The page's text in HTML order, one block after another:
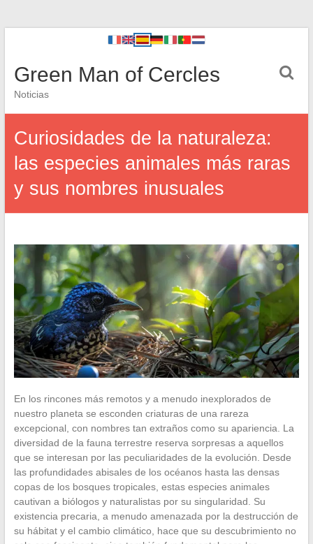
Green Man of Cercles
Noticias
Curiosidades de la naturaleza:
las especies animales más raras
y sus nombres inusuales
En los rincones más remotos y a menudo inexplorados de
nuestro planeta se esconden criaturas de una rareza
excepcional, con nombres tan extraños como su apariencia. La
diversidad de la fauna terrestre reserva sorpresas a aquellos
que se interesan por las peculiaridades de la evolución. Desde
las profundidades abisales de los océanos hasta las densas
copas de los bosques tropicales, estas especies animales
cautivan a biólogos y naturalistas por su singularidad. Su
existencia precaria, a menudo amenazada por la destrucción de
su hábitat y el cambio climático, hace que su descubrimiento no